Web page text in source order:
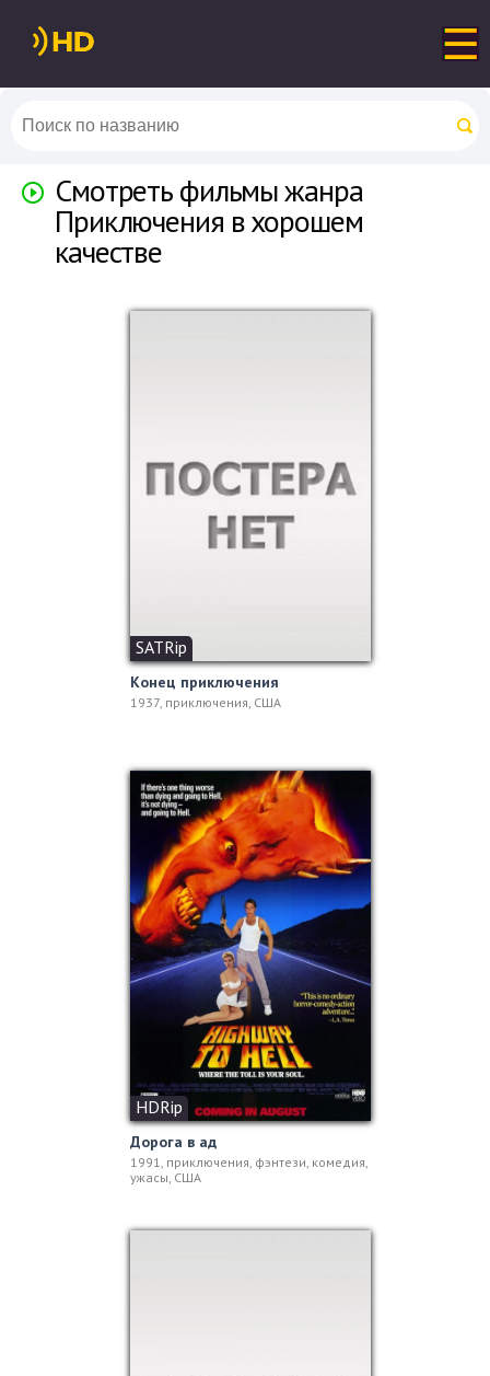
Смотреть фильмы жанра
Приключения в хорошем
качестве
SATRip
Конец приключения
1937, приключения, США
HDRip
Дорога в ад
1991, приключения, фэнтези, комедия,
ужасы, США